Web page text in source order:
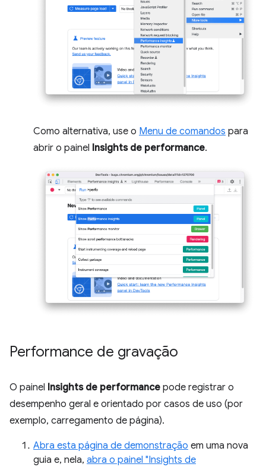
Como alternativa, use o Menu de comandos para
abrir o painel Insights de performance.
Performance de gravação
O painel Insights de performance pode registrar o
desempenho geral e orientado por casos de uso (por
exemplo, carregamento de página).
Abra esta página de demonstração em uma nova
guia e, nela, abra o painel "Insights de